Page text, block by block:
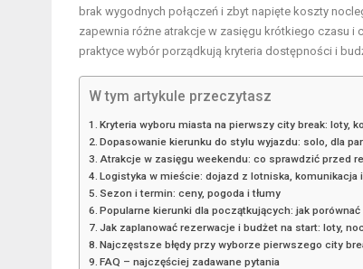
brak wygodnych połączeń i zbyt napięte koszty
zapewnia różne atrakcje w zasięgu krótkiego czasu
praktyce wybór porządkują kryteria dostępności i
W tym artykule przeczytasz
Kryteria wyboru miasta na pierwszy city break: loty,
Dopasowanie kierunku do stylu wyjazdu: solo, dla
Atrakcje w zasięgu weekendu: co sprawdzić przed
Logistyka w mieście: dojazd z lotniska, komunikacja
Sezon i termin: ceny, pogoda i tłumy
Popularne kierunki dla początkujących: jak
Jak zaplanować rezerwacje i budżet na start: loty,
Najczęstsze błędy przy wyborze pierwszego city
FAQ – najczęściej zadawane pytania